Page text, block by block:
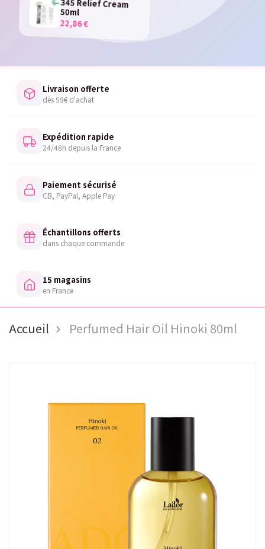
345 Relief Cream
50ml
22,86 €
Livraison offerte
dès 59€ d'achat
Expédition rapide
24/48h depuis la France
Paiement sécurisé
CB, PayPal, Apple Pay
Échantillons offerts
dans chaque commande
15 magasins
en France
Accueil Perfumed Hair Oil Hinoki 80ml